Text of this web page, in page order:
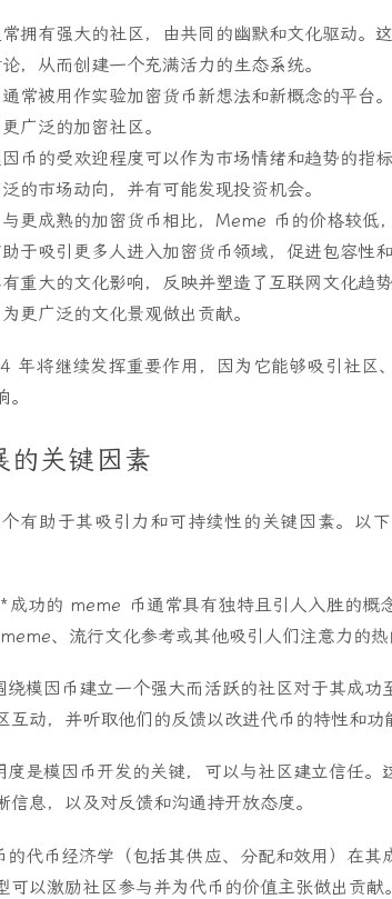
拥有强大的社区，由共同的幽默和文化驱动。
，从而创建一个充满活力的生态系统。
常被用作实验加密货币新想法和新概念的平台
广泛的加密社区。
因币的受欢迎程度可以作为市场情绪和趋势的指
的市场动向，并有可能发现投资机会。
与更成熟的加密货币相比，Meme 币的价格较低
于吸引更多人进入加密货币领域，促进包容性和
重大的文化影响，反映并塑造了互联网文化趋
更广泛的文化景观做出贡献。
年将继续发挥重要作用，因为它能够吸引社区
关键因素
有助于其吸引力和可持续性的关键因素。以
功的 meme 币通常具有独特且引人入胜的概
、流行文化参考或其他吸引人们注意力的热
模因币建立一个强大而活跃的社区对于其成功
动，并听取他们的反馈以改进代币的特性和功
是模因币开发的关键，可以与社区建立信任。
息，以及对反馈和沟通持开放态度。
代币经济学（包括其供应、分配和效用）在其
以激励社区参与并为代币的价值主张做出贡献。